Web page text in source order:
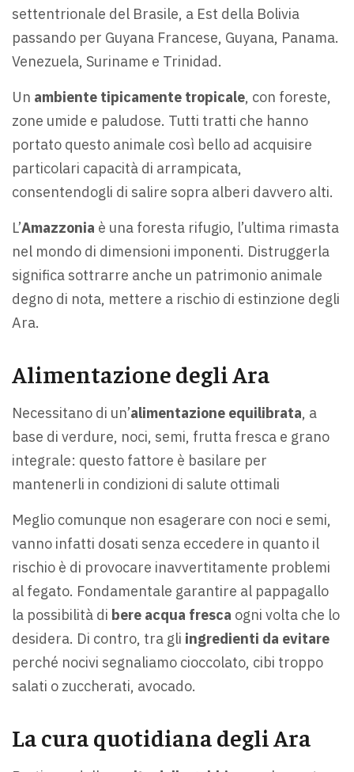
settentrionale del Brasile, a Est della Bolivia
passando per Guyana Francese, Guyana, Panama.
Venezuela, Suriname e Trinidad.
Un ambiente tipicamente tropicale, con foreste,
zone umide e paludose. Tutti tratti che hanno
portato questo animale così bello ad acquisire
particolari capacità di arrampicata,
consentendogli di salire sopra alberi davvero alti.
L’Amazzonia è una foresta rifugio, l’ultima rimasta
nel mondo di dimensioni imponenti. Distruggerla
significa sottrarre anche un patrimonio animale
degno di nota, mettere a rischio di estinzione degli
Ara.
Alimentazione degli Ara
Necessitano di un’alimentazione equilibrata, a
base di verdure, noci, semi, frutta fresca e grano
integrale: questo fattore è basilare per
mantenerli in condizioni di salute ottimali
Meglio comunque non esagerare con noci e semi,
vanno infatti dosati senza eccedere in quanto il
rischio è di provocare inavvertitamente problemi
al fegato. Fondamentale garantire al pappagallo
la possibilità di bere acqua fresca ogni volta che lo
desidera. Di contro, tra gli ingredienti da evitare
perché nocivi segnaliamo cioccolato, cibi troppo
salati o zuccherati, avocado.
La cura quotidiana degli Ara